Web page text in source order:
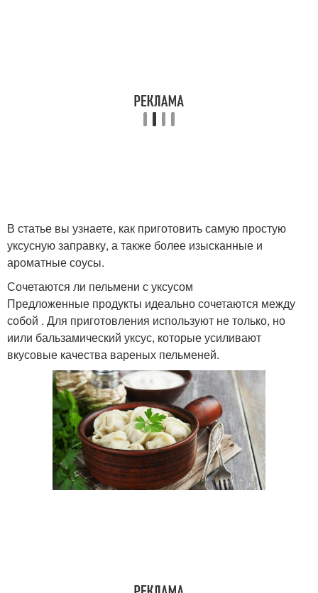
В статье вы узнаете, как приготовить самую простую
уксусную заправку, а также более изысканные и
ароматные соусы.
Сочетаются ли пельмени с уксусом
Предложенные продукты идеально сочетаются между
собой . Для приготовления используют не только, но
иили бальзамический уксус, которые усиливают
вкусовые качества вареных пельменей.